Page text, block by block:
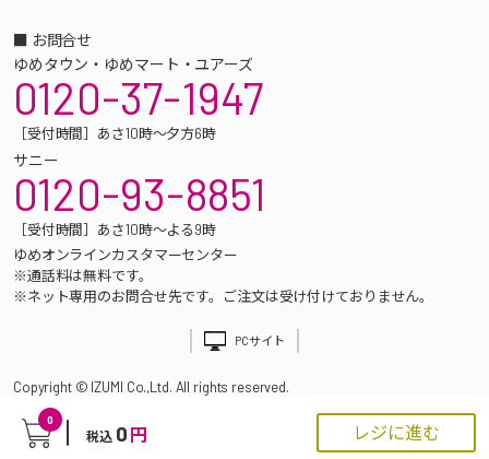
0
税込 0 円 レジに進む
■ お問合せ
ゆめタウン・ゆめマート・ユアーズ
0120-37-1947
［受付時間］あさ10時～夕方6時
サニー
0120-93-8851
［受付時間］あさ10時～よる9時
ゆめオンラインカスタマーセンター
※通話料は無料です。
※ネット専用のお問合せ先です。ご注文は受け付けておりません。
PCサイト
Copyright © IZUMI Co.,Ltd. All rights reserved.